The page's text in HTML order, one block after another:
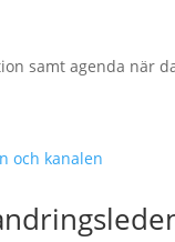
samt agenda när